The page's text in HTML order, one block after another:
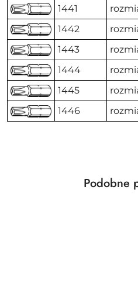
1441
1442
1443
1444
1445
1446
Pomiń karuzelęProdukty
Podobne